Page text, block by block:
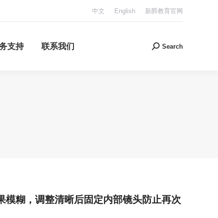
中文 English 新爵教育官网
支持 联系我们 Search:
Search
糊，调整清晰后固定内部镜头防止再次
务支持 联系我们 Search: